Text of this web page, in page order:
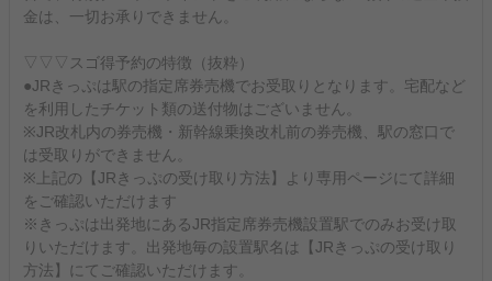
金は、一切お承りできません。
▽▽▽スゴ得予約の特徴（抜粋）
●JRきっぷは駅の指定席券売機でお受取りとなります。宅配など
を利用したチケット類の送付物はございません。
※JR改札内の券売機・新幹線乗換改札前の券売機、駅の窓口で
は受取りができません。
※上記の【JRきっぷの受け取り方法】より専用ページにて詳細
をご確認いただけます
※きっぷは出発地にあるJR指定席券売機設置駅でのみお受け取
りいただけます。出発地毎の設置駅名は【JRきっぷの受け取り
方法】にてご確認いただけます。